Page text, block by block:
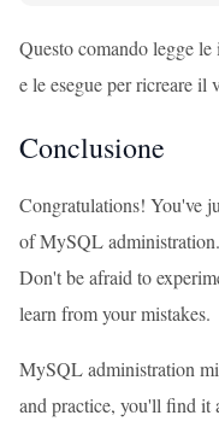
Questo comando legge
e le esegue per ricreare il
Conclusione
Congratulations! You've
of MySQL
Don't be afraid to
learn from your mistakes.
MySQL administration
and practice, you'll find it